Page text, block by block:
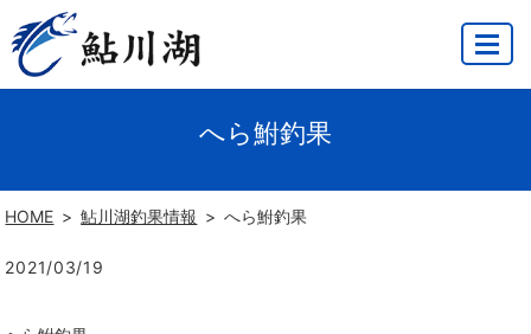
MENU
へら鮒釣果
HOME 鮎川湖釣果情報 へら鮒釣果
2021/03/19